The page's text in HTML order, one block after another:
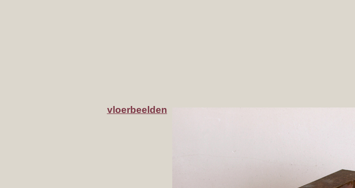
vloerbeelden